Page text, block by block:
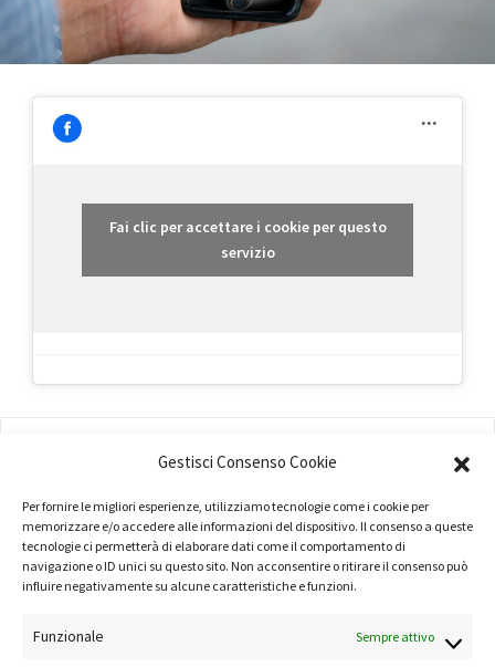
Gestisci Consenso Cookie
Per fornire le migliori esperienze, utilizziamo tecnologie come i cookie per
memorizzare e/o accedere alle informazioni del dispositivo. Il consenso a queste
tecnologie ci permetterà di elaborare dati come il comportamento di
navigazione o ID unici su questo sito. Non acconsentire o ritirare il consenso può
influire negativamente su alcune caratteristiche e funzioni.
Funzionale Sempre attivo
Fai clic per accettare i cookie per questo
servizio
TERMINI E CONDIZIONI
PRIVACY POLICY